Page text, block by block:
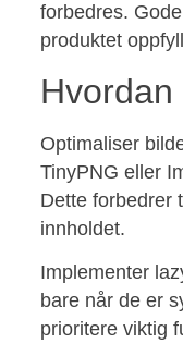
forbedres.
produktet
Optimaliser
TinyPNG eller
Dette forbedrer
innholdet.
Implementer
bare når de er
prioritere viktig